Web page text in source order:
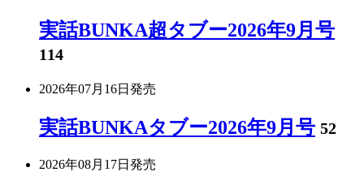
実話BUNKA超タブー2026年9月号
114
2026年07月16日 発売
実話BUNKAタブー2026年9月号 52
2026年08月17日 発売